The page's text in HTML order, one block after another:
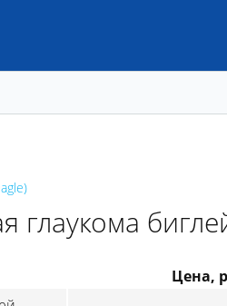
Цена,